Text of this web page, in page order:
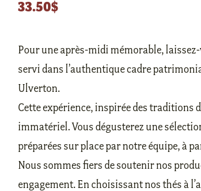
33.50$
Pour une après-midi mémorable,
servi dans l’authentique cadre
Ulverton.
Cette expérience, inspirée des traditions
immatériel. Vous dégusterez une
préparées sur place par notre équipe, à
Nous sommes fiers de soutenir nos
engagement. En choisissant nos thés à